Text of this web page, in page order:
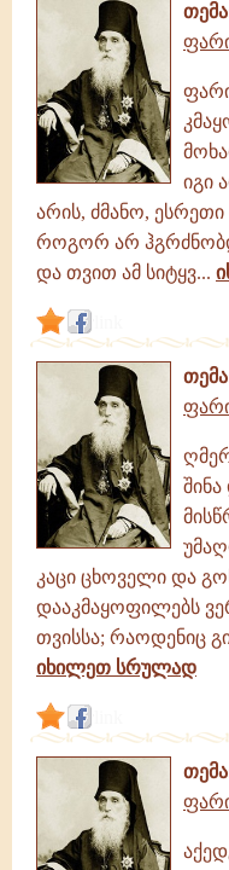
იგი
არის, ძმანო, ესრეთი
როგორ არ
და თვით ამ სიტყვ...
კაცი ცხოველი და
დააკმაყოფილებს
თვისსა; რაოდენიც
იხილეთ სრულად